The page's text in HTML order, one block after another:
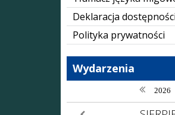
Deklaracja dostępności
Polityka prywatności
Wydarzenia
2026